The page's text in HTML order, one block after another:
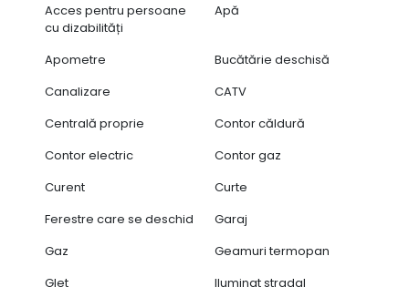
Acces pentru persoane
cu dizabilități
Apă
Apometre
Bucătărie deschisă
Canalizare
CATV
Centrală proprie
Contor căldură
Contor electric
Contor gaz
Curent
Curte
Ferestre care se deschid
Garaj
Gaz
Geamuri termopan
Glet
Iluminat stradal